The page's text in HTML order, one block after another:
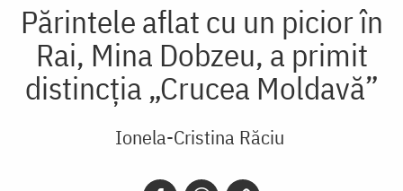
Părintele aflat cu un picior în
Rai, Mina Dobzeu, a primit
distincția „Crucea Moldavă”
Ionela-Cristina Răciu